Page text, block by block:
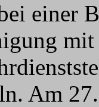
einer
Am